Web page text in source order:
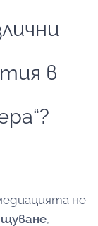
в
не
,